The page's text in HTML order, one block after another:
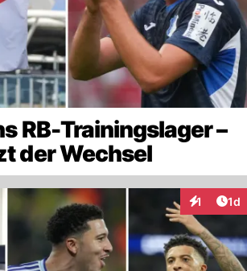
RB-Trainingslager –
der Wechsel
1 1d